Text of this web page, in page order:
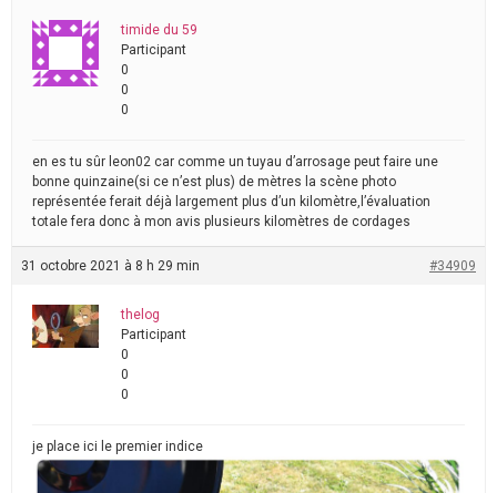
timide du 59
Participant
0
0
0
en es tu sûr leon02 car comme un tuyau d’arrosage peut faire une
bonne quinzaine(si ce n’est plus) de mètres la scène photo
représentée ferait déjà largement plus d’un kilomètre,l’évaluation
totale fera donc à mon avis plusieurs kilomètres de cordages
31 octobre 2021 à 8 h 29 min #34909
thelog
Participant
0
0
0
je place ici le premier indice